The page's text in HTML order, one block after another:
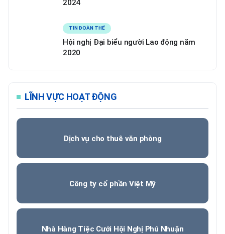
2024
TIN ĐOÀN THỂ
Hội nghị Đại biểu người Lao động năm
2020
LĨNH VỰC HOẠT ĐỘNG
Dịch vụ cho thuê văn phòng
Công ty cổ phần Việt Mỹ
Nhà Hàng Tiệc Cưới Hội Nghị Phú Nhuận